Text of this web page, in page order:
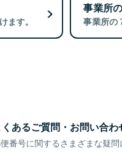
ます。
事業所
事業所の
くあるご質問・お問い合わ
番号に関するさまざまな疑問